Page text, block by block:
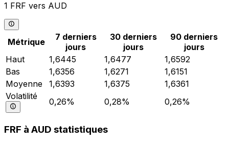
1 FRF vers AUD
Métrique
7 derniers
jours
30 derniers
jours
90 derniers
jours
Haut
1,6445 1,6477
1,6592
Bas
1,6356 1,6271
1,6151
Moyenne
1,6393 1,6375
1,6361
Volatilité
0,26% 0,28% 0,26%
FRF à AUD statistiques